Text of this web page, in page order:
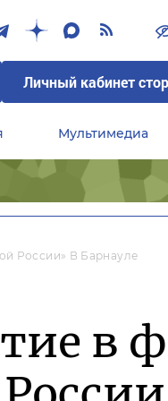
Личный кабинет
Мультимедиа
России» В Барнауле
в